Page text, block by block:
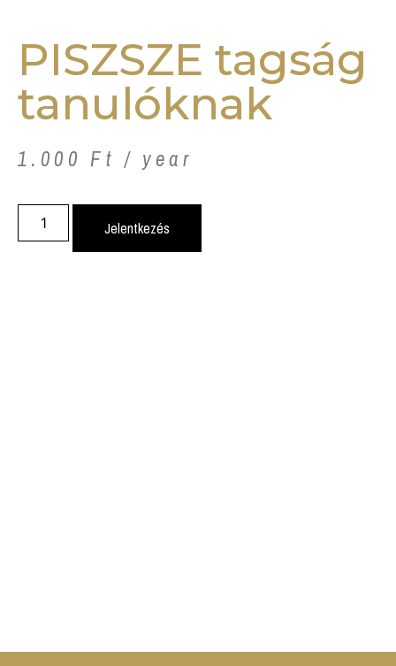
PISZSZE tagság
tanulóknak
1.000 Ft / year
Jelentkezés